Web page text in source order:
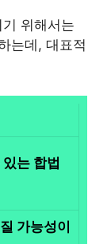
위해서는
는데, 대표적
는 합법
가능성이